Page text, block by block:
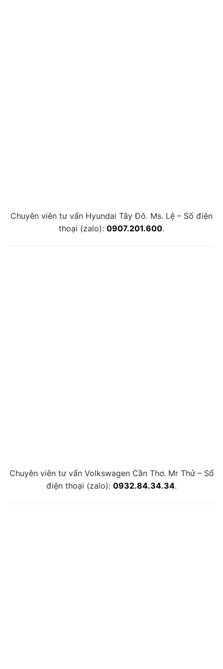
Chuyên viên tư vấn Hyundai Tây Đô. Ms. Lệ – Số điện
thoại (zalo): 0907.201.600.
Chuyên viên tư vấn Volkswagen Cần Thơ. Mr Thử – Số
điện thoại (zalo): 0932.84.34.34.